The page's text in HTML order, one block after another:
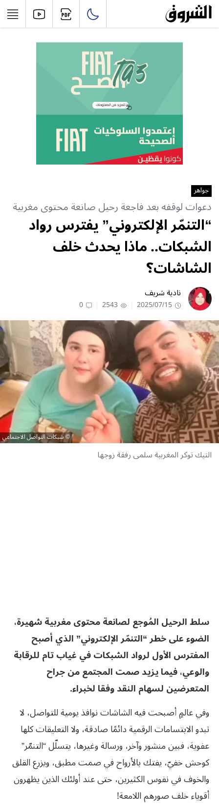
جواهر
دعوات لوقفه بعد فاجعة رحيل صانعة محتوى مغربية
“التنمّر الإلكتروني” يفترس رواد
الشبكات.. ماذا يحدث خلف
الشاشات؟
نادية شريف
2025/07/15
2543
0
شبكات التواصل الاجتماعي
التيك توكر المغربية سلمى رفقة زوجها
سلط الرحيل المُوجع لصانعة محتوى مغربية شهيرة،
الضوء على خطر “التنمّر الإلكتروني” الذي أصبح
المفترس الأول لرواد الشبكات في غياب تام للرقابة
والوعي، فيما يزيد صمت المجتمع من جراح
المتعرضين لسهام النقد وفقا لخبراء.
وفي عالمٍ أصبحت فيه الشاشات نوافذ يومية للتواصل، لا
تبدو الابتسامات الرقمية دائمًا صادقة، ولا التعليقات كلها
عفوية، فبين منشور وآخر، ورسالة وغيرها، يتسلّل “التنمّر”
كوحش خفيّ، يفتك بالأرواح في صمت مطبق، ويزرع القلق
والخوف في نفوس الكثيرين، حتى عند أولئك الذين يظهرون
أقوياء خلف صورهم اللامعة!